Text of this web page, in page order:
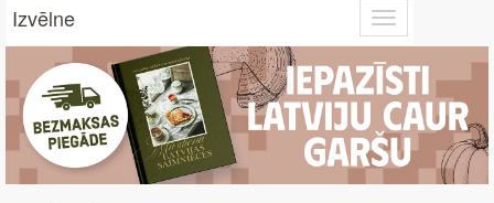
Toggle
navigation
Izvēlne